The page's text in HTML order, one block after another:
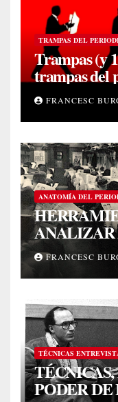
TRAMPAS DEL
Trampas (y
trampas del
FRANCESC
ANATOMÍA DEL
FRANCESC
TÉCNICAS
PODER